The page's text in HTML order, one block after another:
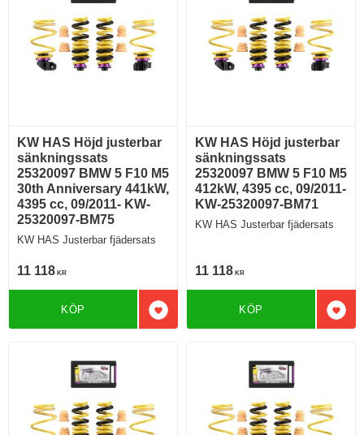
KW HAS Höjd justerbar
sänkningssats
25320097 BMW 5 F10 M5
30th Anniversary 441kW,
4395 cc, 09/2011- KW-
25320097-BM75
KW HAS Justerbar fjädersats
11 118 KR
Lägg till i favoriter
KÖP
KW HAS Höjd justerbar
sänkningssats
25320097 BMW 5 F10 M5
412kW, 4395 cc, 09/2011-
KW-25320097-BM71
KW HAS Justerbar fjädersats
11 118 KR
KÖP